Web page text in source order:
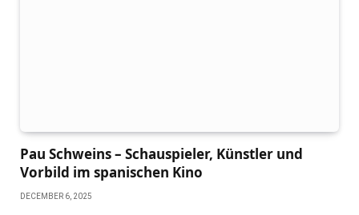
Pau Schweins – Schauspieler, Künstler und
Vorbild im spanischen Kino
DECEMBER 6, 2025